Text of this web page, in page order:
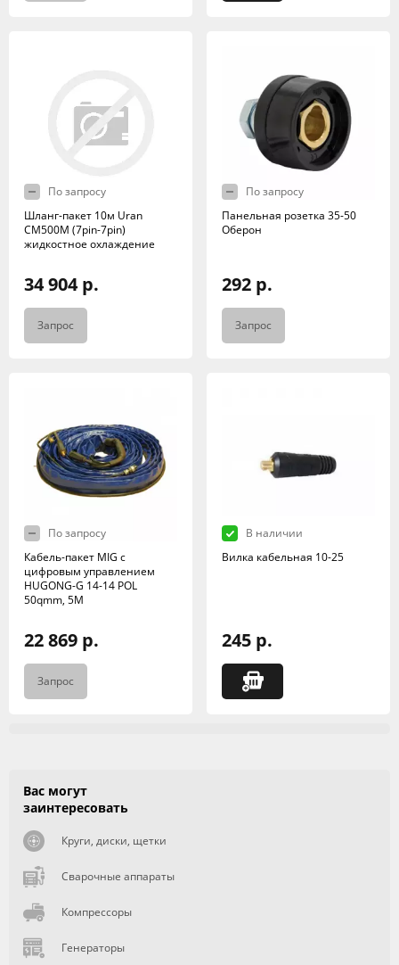
По запросу
Шланг-пакет 10м Uran
CM500M (7pin-7pin)
жидкостное охлаждение
34 904 р.
Запрос
По запросу
Панельная розетка 35-50
Оберон
292 р.
Запрос
По запросу
Кабель-пакет MIG с
цифровым управлением
HUGONG-G 14-14 POL
50qmm, 5M
22 869 р.
Запрос
В наличии
Вилка кабельная 10-25
245 р.
Вас могут
заинтересовать
Круги, диски, щетки
Сварочные аппараты
Компрессоры
Генераторы